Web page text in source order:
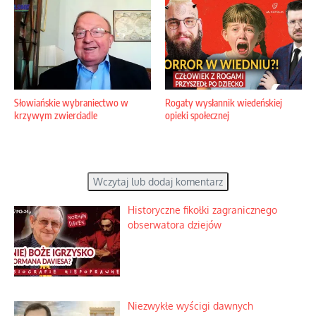
Słowiańskie wybraniectwo w
krzywym zwierciadle
Rogaty wysłannik wiedeńskiej
opieki społecznej
Wczytaj lub dodaj komentarz
Historyczne fikołki zagranicznego
obserwatora dziejów
Niezwykłe wyścigi dawnych